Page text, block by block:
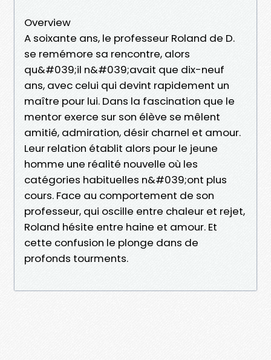
Overview
A soixante ans, le professeur Roland de D.
se remémore sa rencontre, alors
qu&#039;il n&#039;avait que dix-neuf
ans, avec celui qui devint rapidement un
maître pour lui. Dans la fascination que le
mentor exerce sur son élève se mêlent
amitié, admiration, désir charnel et amour.
Leur relation établit alors pour le jeune
homme une réalité nouvelle où les
catégories habituelles n&#039;ont plus
cours. Face au comportement de son
professeur, qui oscille entre chaleur et rejet,
Roland hésite entre haine et amour. Et
cette confusion le plonge dans de
profonds tourments.